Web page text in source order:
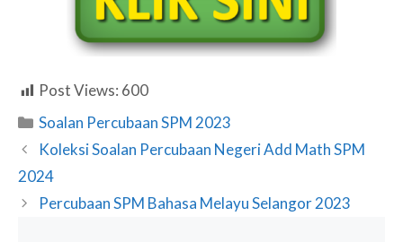
Post Views: 600
Categories
Soalan Percubaan SPM 2023
Koleksi Soalan Percubaan Negeri Add Math SPM
2024
Percubaan SPM Bahasa Melayu Selangor 2023